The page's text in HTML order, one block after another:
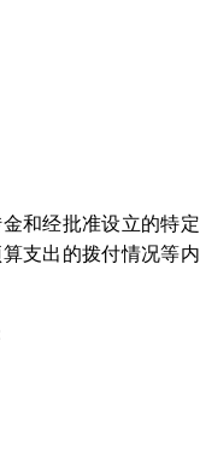
和经批准设立的特定
支出的拨付情况等内